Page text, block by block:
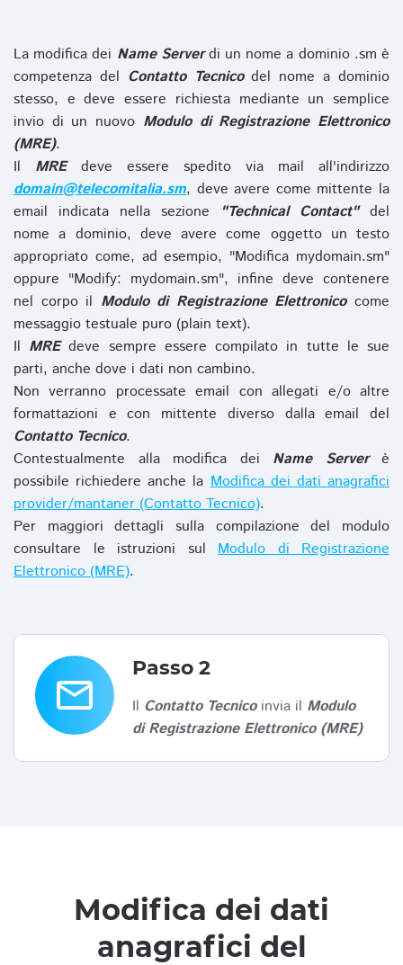
La modifica dei Name Serverdi un nome a dominio .sm è
competenza del Contatto Tecnicodel nome a dominio
stesso, e deve essere richiesta mediante un semplice
invio di un nuovo Modulo di Registrazione Elettronico
(MRE).
Il MREdeve essere spedito via mail all'indirizzo
domain@telecomitalia.sm, deve avere come mittente la
email indicata nella sezione
"Technical Contact"del
nome a dominio, deve avere come oggetto un testo
appropriato come, ad esempio, "Modifica mydomain.sm"
oppure "Modify: mydomain.sm", infine deve contenere
nel corpo il Modulo di Registrazione Elettronicocome
messaggio testuale puro (plain text).
Il MREdeve sempre essere compilato in tutte le sue
parti, anche dove i dati non cambino.
Non verranno processate email con allegati e/o altre
formattazioni e con mittente diverso dalla email del
Contatto Tecnico.
Contestualmente alla modifica dei Name Serverè
possibile richiedere anche laModifica dei dati anagrafici
provider/mantaner (Contatto Tecnico).
Per maggiori dettagli sulla compilazione del modulo
consultare le istruzioni sul Modulo di Registrazione
Elettronico (MRE).
email
Passo 2
Il Contatto Tecnicoinvia il Modulo
di Registrazione Elettronico (MRE)
Modifica dei dati
anagrafici del